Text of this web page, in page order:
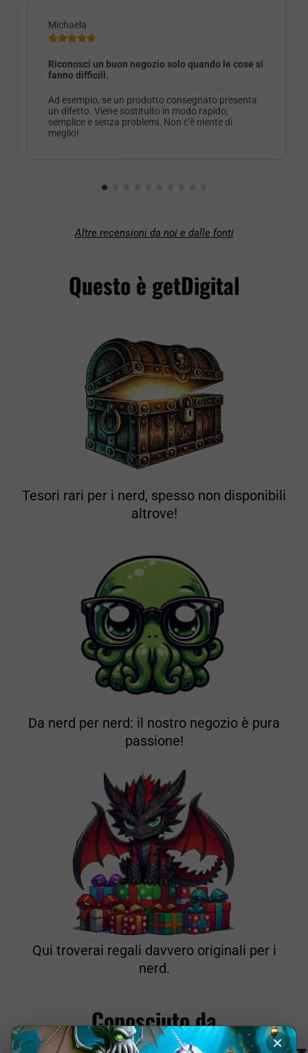
Michaela
Riconosci un buon negozio solo quando le cose si
fanno difficili.
Ad esempio, se un prodotto consegnato presenta
un difetto. Viene sostituito in modo rapido,
semplice e senza problemi. Non c'è niente di
meglio!
Altre recensioni da noi e dalle fonti
Questo è getDigital
Tesori rari per i nerd, spesso non disponibili
altrove!
Da nerd per nerd: il nostro negozio è pura
passione!
Qui troverai regali davvero originali per i
nerd.
Conosciuto da
×